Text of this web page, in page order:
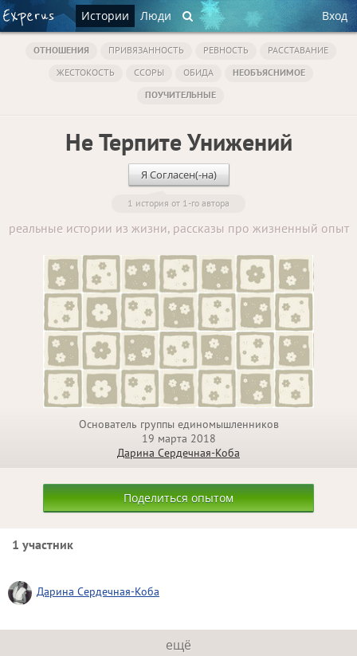
Истории Люди Вход
ОТНОШЕНИЯ ПРИВЯЗАННОСТЬ РЕВНОСТЬ
РАССТАВАНИЕ
ЖЕСТОКОСТЬ
ССОРЫ ОБИДА
НЕОБЪЯСНИМОЕ
ПОУЧИТЕЛЬНЫЕ
Не Терпите Унижений
Я Согласен(-на)
1 история от 1-го автора
реальные истории из жизни, рассказы про жизненный опыт
Основатель группы единомышленников
19 марта 2018
Дарина Сердечная-Коба
Поделиться опытом
1 участник
Дарина Сердечная-Коба
ещё